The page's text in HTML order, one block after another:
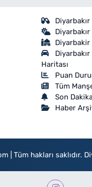
Diyarbakir
Haritası
Puan
Tüm
Son
Haber
| Tüm hakları saklıdır.